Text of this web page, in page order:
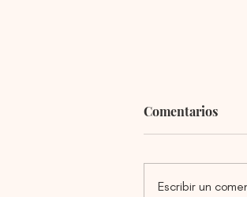
Comentarios
Escribir un